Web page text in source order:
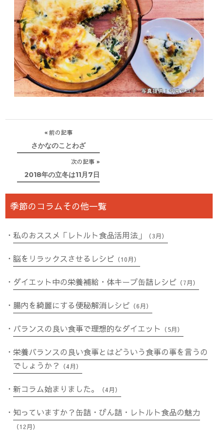
ビ
ゲ
ー
シ
ョ
ン
前の記事
さかなのことわざ
次の記事
2018年の立冬は11月7日
季節のコラムその他一覧
私のおススメ「レトルト食品活用法」 （3月）
脳をリラックスさせるレシピ （10月）
ダイエット中の栄養補給・体キープ缶詰レシピ （7月）
腸内を綺麗にする便秘解消レシピ （6月）
バランスの良い食事で理想的なダイエット （5月）
栄養バランスの良い食事とはどういう食事の事を言うの
でしょうか？
（4月）
新コラム始まりました。 （4月）
知っていますか？缶詰・びん詰・レトルト食品の魅力
（12月）